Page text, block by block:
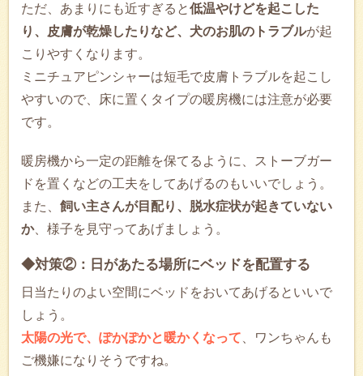
ただ、あまりにも近すぎると低温やけどを起こした
り、皮膚が乾燥したりなど、犬のお肌のトラブルが起
こりやすくなります。
ミニチュアピンシャーは短毛で皮膚トラブルを起こし
やすいので、床に置くタイプの暖房機には注意が必要
です。
暖房機から一定の距離を保てるように、ストーブガー
ドを置くなどの工夫をしてあげるのもいいでしょう。
また、 飼い主さんが目配り、脱水症状が起きていない
か、様子を見守ってあげましょう。
◆対策②：日があたる場所にベッドを配置する
日当たりのよい空間にベッドをおいてあげるといいで
しょう。
太陽の光で、ぽかぽかと暖かくなって 、ワンちゃんも
ご機嫌になりそうですね。